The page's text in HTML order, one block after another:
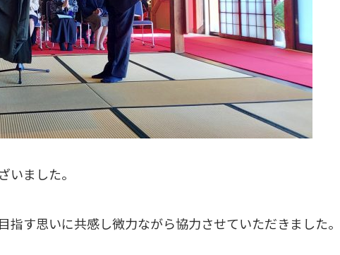
ました。
す思いに共感し微力ながら協力させていただきました。